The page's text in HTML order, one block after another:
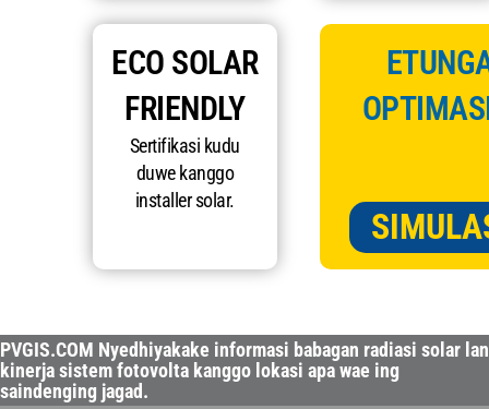
ECO SOLAR
FRIENDLY
Sertifikasi kudu
duwe kanggo
installer solar.
PVGIS.COM Nyedhiyakake informasi babagan radiasi solar lan
kinerja sistem fotovolta kanggo lokasi apa wae ing
saindenging jagad.